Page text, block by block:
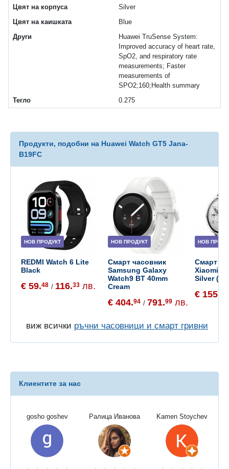
Цвят на корпуса
Silver
Цвят на каишката
Blue
Други
Huawei TruSense System:
Improved accuracy of heart rate,
SpO2, and respiratory rate
measurements; Faster
measurements of
SPO2;160;Health summary
Тегло
0.275
Продукти, подобни на Huawei Watch GT5 Jana-
B19FC
НОВ ПРОДУКТ
REDMI Watch 6 Lite
Black
€ 59.48 / 116.33 лв.
НОВ ПРОДУКТ
Смарт часовник
Samsung Galaxy
Watch9 BT 40mm
Cream
€ 404.94 / 791.99 лв.
НОВ
Смарт
Xiaomi
Silver
€ 155.
виж всички ръчни часовници и смарт гривни
Клиентите за нас
gosho goshev Ралица Иванова Kamen Stoychev